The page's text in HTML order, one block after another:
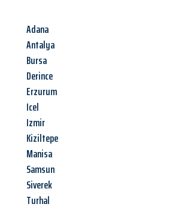
Adana
Antalya
Bursa
Derince
Erzurum
Icel
Izmir
Kiziltepe
Manisa
Samsun
Siverek
Turhal